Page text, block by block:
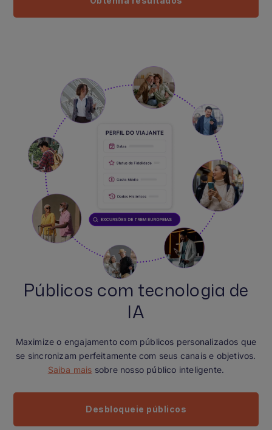
Públicos com tecnologia de
IA
Maximize o engajamento com públicos personalizados que
se sincronizam perfeitamente com seus canais e objetivos.
Saiba mais sobre nosso público inteligente.
Desbloqueie públicos